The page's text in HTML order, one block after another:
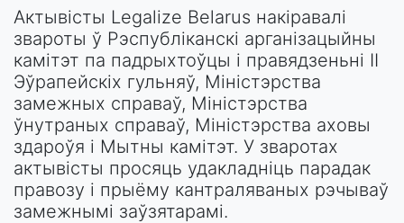
Актывісты Legalize Belarus накіравалі
звароты ў Рэспубліканскі арганізацыйны
камітэт па падрыхтоўцы і правядзеньні II
Эўрапейскіх гульняў, Міністэрства
замежных справаў, Міністэрства
ўнутраных справаў, Міністэрства аховы
здароўя і Мытны камітэт. У зваротах
актывісты просяць удакладніць парадак
правозу і прыёму кантраляваных рэчываў
замежнымі заўзятарамі.